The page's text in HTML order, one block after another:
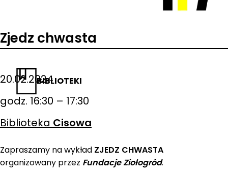
BIBLIOTEKI
Zjedz chwasta
20.02.2024
godz. 16:30 – 17:30
Biblioteka Cisowa
Zapraszamy na wykład ZJEDZ CHWASTA
organizowany przez Fundacje Ziołogród.